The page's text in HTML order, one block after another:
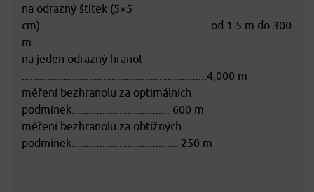
na odrazný štítek (5×5
cm)............................................................ od 1.5 m do 300
m
na jeden odrazný hranol
..................................................................4,000 m
měření bezhranolu za optimálních
podmínek................................... 600 m
měření bezhranolu za obtížných
podmínek...................................... 250 m